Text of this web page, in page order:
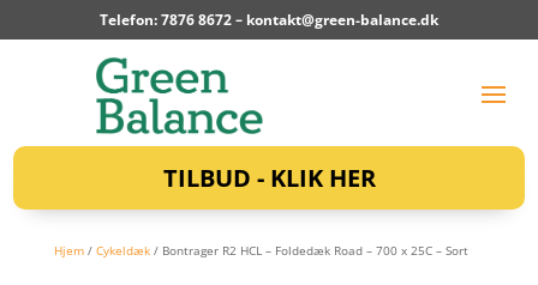
Telefon: 7876 8672 – kontakt@green-balance.dk
TILBUD - KLIK HER
Hjem/ Cykeldæk/ Bontrager R2 HCL – Foldedæk Road – 700 x 25C – Sort